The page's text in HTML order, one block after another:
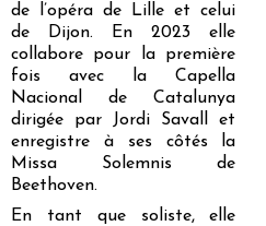
de l’opéra de Lille et celui
de Dijon. En 2023 elle
collabore pour la première
fois avec la Capella
Nacional de Catalunya
dirigée par Jordi Savall et
enregistre à ses côtés la
Missa Solemnis de
Beethoven.
En tant que soliste, elle